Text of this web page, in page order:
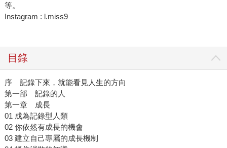
等。
Instagram : l.miss9
目錄
序 記錄下來，就能看見人生的方向
第一部 記錄的人
第一章 成長
01 成為記錄型人類
02 你依然有成長的機會
03 建立自己專屬的成長機制